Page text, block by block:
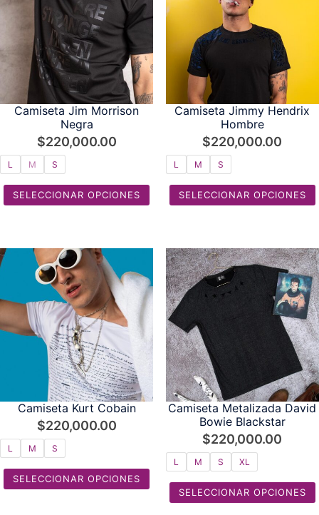
Camiseta Jim Morrison
Negra
$220,000.00
L M S
SELECCIONAR OPCIONES
Camiseta Jimmy Hendrix
Hombre
$220,000.00
L M S
SELECCIONAR OPCIONES
Camiseta Kurt Cobain
$220,000.00
L M S
SELECCIONAR OPCIONES
Camiseta Metalizada David
Bowie Blackstar
$220,000.00
L M S XL
SELECCIONAR OPCIONES